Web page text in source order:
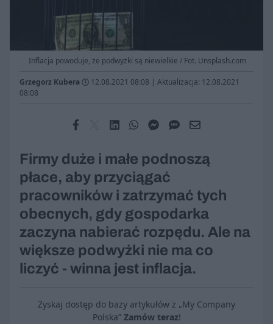
Inflacja powoduje, że podwyżki są niewielkie / Fot. Unsplash.com
Grzegorz Kubera 12.08.2021 08:08 | Aktualizacja: 12.08.2021
08:08
Firmy duże i małe podnoszą
płace, aby przyciągać
pracowników i zatrzymać tych
obecnych, gdy gospodarka
zaczyna nabierać rozpędu. Ale na
większe podwyżki nie ma co
liczyć - winna jest inflacja.
Zyskaj dostęp do bazy artykułów z „My Company
Polska” Zamów teraz!